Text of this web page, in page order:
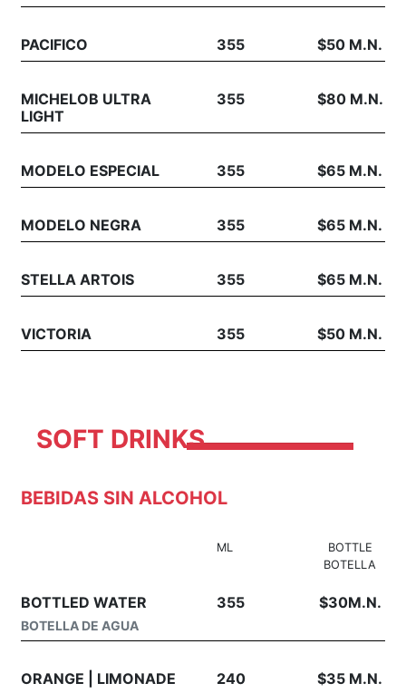
PACIFICO 355 $50 M.N.
MICHELOB ULTRA
LIGHT
355 $80 M.N.
MODELO ESPECIAL 355 $65 M.N.
MODELO NEGRA 355 $65 M.N.
STELLA ARTOIS 355 $65 M.N.
VICTORIA 355 $50 M.N.
SOFT DRINKS
BEBIDAS SIN ALCOHOL
ML
BOTTLE
BOTELLA
BOTTLED WATER
BOTELLA DE AGUA
355 $30M.N.
ORANGE | LIMONADE 240 $35 M.N.